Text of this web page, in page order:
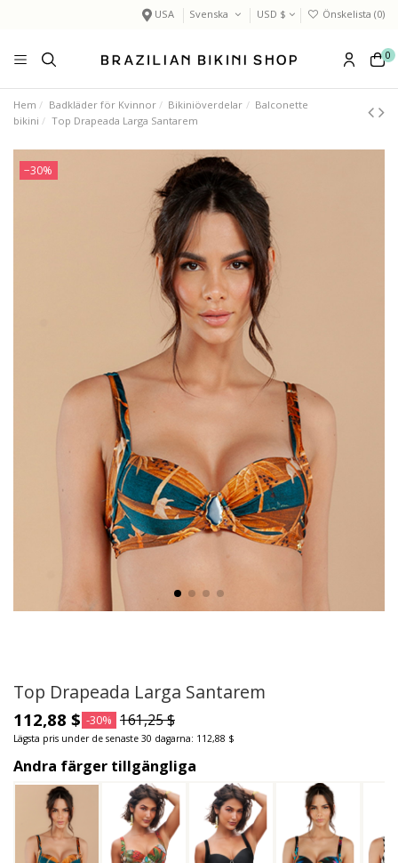
USA Svenska USD $ Önskelista (0)
0
Hem Badkläder för Kvinnor Bikiniöverdelar
Balconette
bikini
Top Drapeada Larga Santarem
−30%
Top Drapeada Larga Santarem
112,88 $ -30% 161,25 $
Lägsta pris under de senaste 30 dagarna: 112,88 $
Andra färger tillgängliga